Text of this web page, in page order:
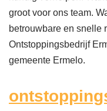
groot voor ons team.
betrouwbare en snelle
Ontstoppingsbedrijf
gemeente Ermelo.